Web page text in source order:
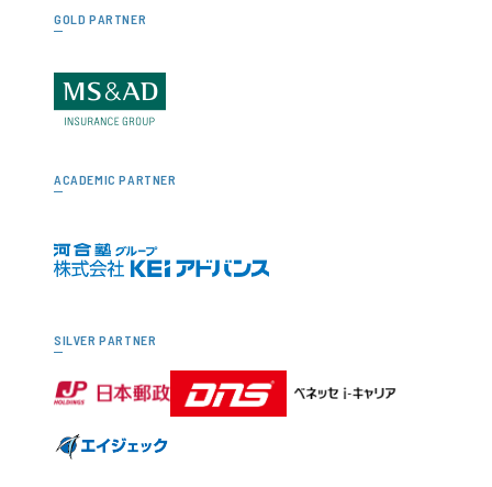
GOLD PARTNER
ACADEMIC PARTNER
SILVER PARTNER